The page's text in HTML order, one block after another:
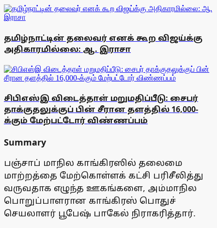
தமிழ்நாட்டின் தலைவர் எனக் கூற விஜய்க்கு
அதிகாரமில்லை: ஆ. இராசா
சிபிஎஸ்இ விடைத்தாள் மறுமதிப்பீடு: சைபர்
தாக்குதலுக்குப் பின் சீரான தளத்தில் 16,000-
க்கும் மேற்பட்டோர் விண்ணப்பம்
Summary
பஞ்சாப் மாநில காங்கிரஸில் தலைமை
மாற்றத்தை மேற்கொள்ளக் கட்சி பரிசீலித்து
வருவதாக எழுந்த ஊகங்களை, அம்மாநில
பொறுப்பாளரான காங்கிரஸ் பொதுச்
செயலாளர் பூபேஷ் பாகேல் நிராகரித்தார்.